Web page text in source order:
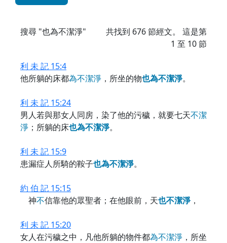
搜尋 "也為不潔淨" 共找到 676節經文。 這是第
1 至 10 節
利 未 記 15:4
他所躺的床都為不潔淨 ，所坐的物也為不潔淨。
利 未 記 15:24
男人若與那女人同房，染了他的污穢，就要七天不潔
淨 ；所躺的床也為不潔淨。
利 未 記 15:9
患漏症人所騎的鞍子也為不潔淨。
約 伯 記 15:15
神不信靠他的眾聖者；在他眼前，天也不潔淨，
利 未 記 15:20
女人在污穢之中，凡他所躺的物件都為不潔淨 ，所坐